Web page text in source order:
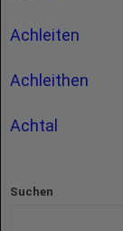
Achleiten
Achleithen
Achtal
Suchen